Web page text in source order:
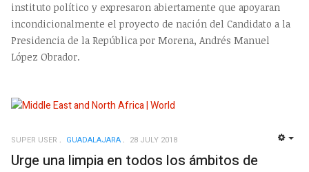
instituto político y expresaron abiertamente que apoyaran
incondicionalmente el proyecto de nación del Candidato a la
Presidencia de la República por Morena, Andrés Manuel
López Obrador.
SUPER USER GUADALAJARA 28 JULY 2018
Urge una limpia en todos los ámbitos de